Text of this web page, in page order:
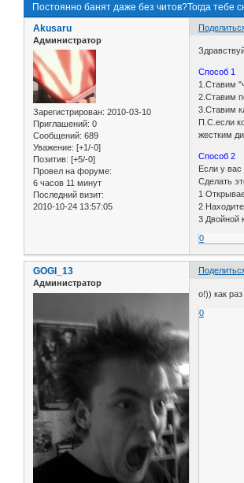
Постоянно банят даже без читов?Тогда тебе
Akusaru
Администратор
Зарегистрирован: 2010-03-10
Приглашений: 0
Сообщений: 689
Уважение: [+1/-0]
Позитив: [+5/-0]
Провел на форуме:
6 часов 11 минут
Последний визит:
2010-10-24 13:57:05
Способ 1
1.Ставим
2.Ставим
3.Ставим
П.С.если
жестким
Способ 2
Если у вас
Сделать
1
2
3 Двойной
0
GOGI_13
Администратор
о!)) как
0